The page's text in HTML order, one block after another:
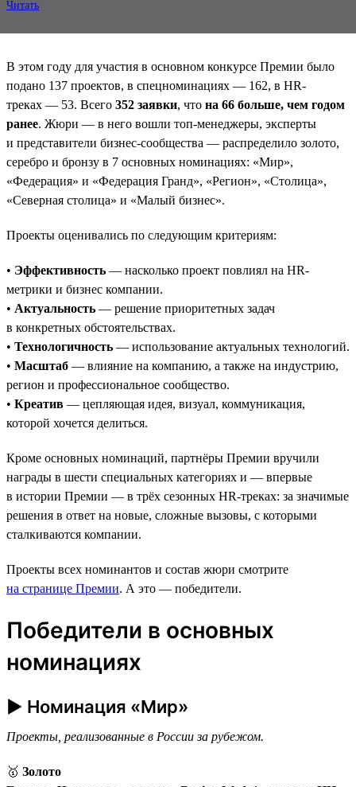
Читать
В этом году для участия в основном конкурсе Премии было
подано 137 проектов, в спецноминациях — 162, в HR-
треках — 53. Всего 352 заявки, что на 66 больше, чем годом
ранее. Жюри — в него вошли топ-менеджеры, эксперты
и представители бизнес-сообщества — распределило золото,
серебро и бронзу в 7 основных номинациях: «Мир»,
«Федерация» и «Федерация Гранд», «Регион», «Столица»,
«Северная столица» и «Малый бизнес».
Проекты оценивались по следующим критериям:
• Эффективность — насколько проект повлиял на HR-
метрики и бизнес компании.
• Актуальность — решение приоритетных задач
в конкретных обстоятельствах.
• Технологичность — использование актуальных технологий.
• Масштаб — влияние на компанию, а также на индустрию,
регион и профессиональное сообщество.
• Креатив — цепляющая идея, визуал, коммуникация,
которой хочется делиться.
Кроме основных номинаций, партнёры Премии вручили
награды в шести специальных категориях и — впервые
в истории Премии — в трёх сезонных HR-треках: за значимые
решения в ответ на новые, сложные вызовы, с которыми
сталкиваются компании.
Проекты всех номинантов и состав жюри смотрите
на странице Премии. А это — победители.
Победители в основных
номинациях
► Номинация «Мир»
Проекты, реализованные в России за рубежом.
🥇 Золото